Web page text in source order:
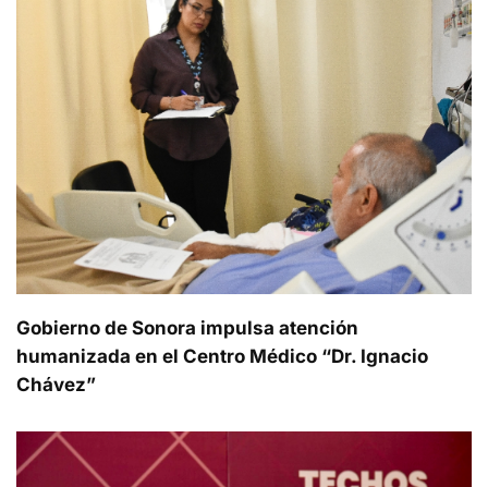
Gobierno de Sonora impulsa atención
humanizada en el Centro Médico “Dr. Ignacio
Chávez”